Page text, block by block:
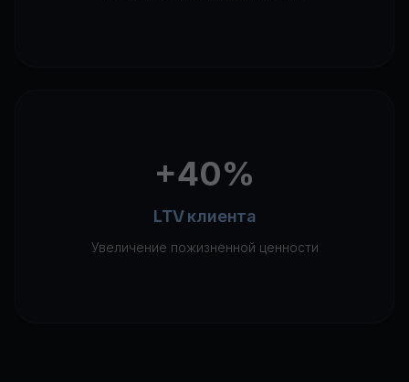
+40%
LTV клиента
Увеличение пожизненной ценности